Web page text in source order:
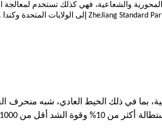
المحورية والشعاعية، فهي كذلك تستخدم لمعالجة
الولايات المتحدة وكندا
بما في ذلك الخيط العادي، شبه منحرف
أكثر من 10% وقوة الشد أقل من 1000 نيوتن/مم